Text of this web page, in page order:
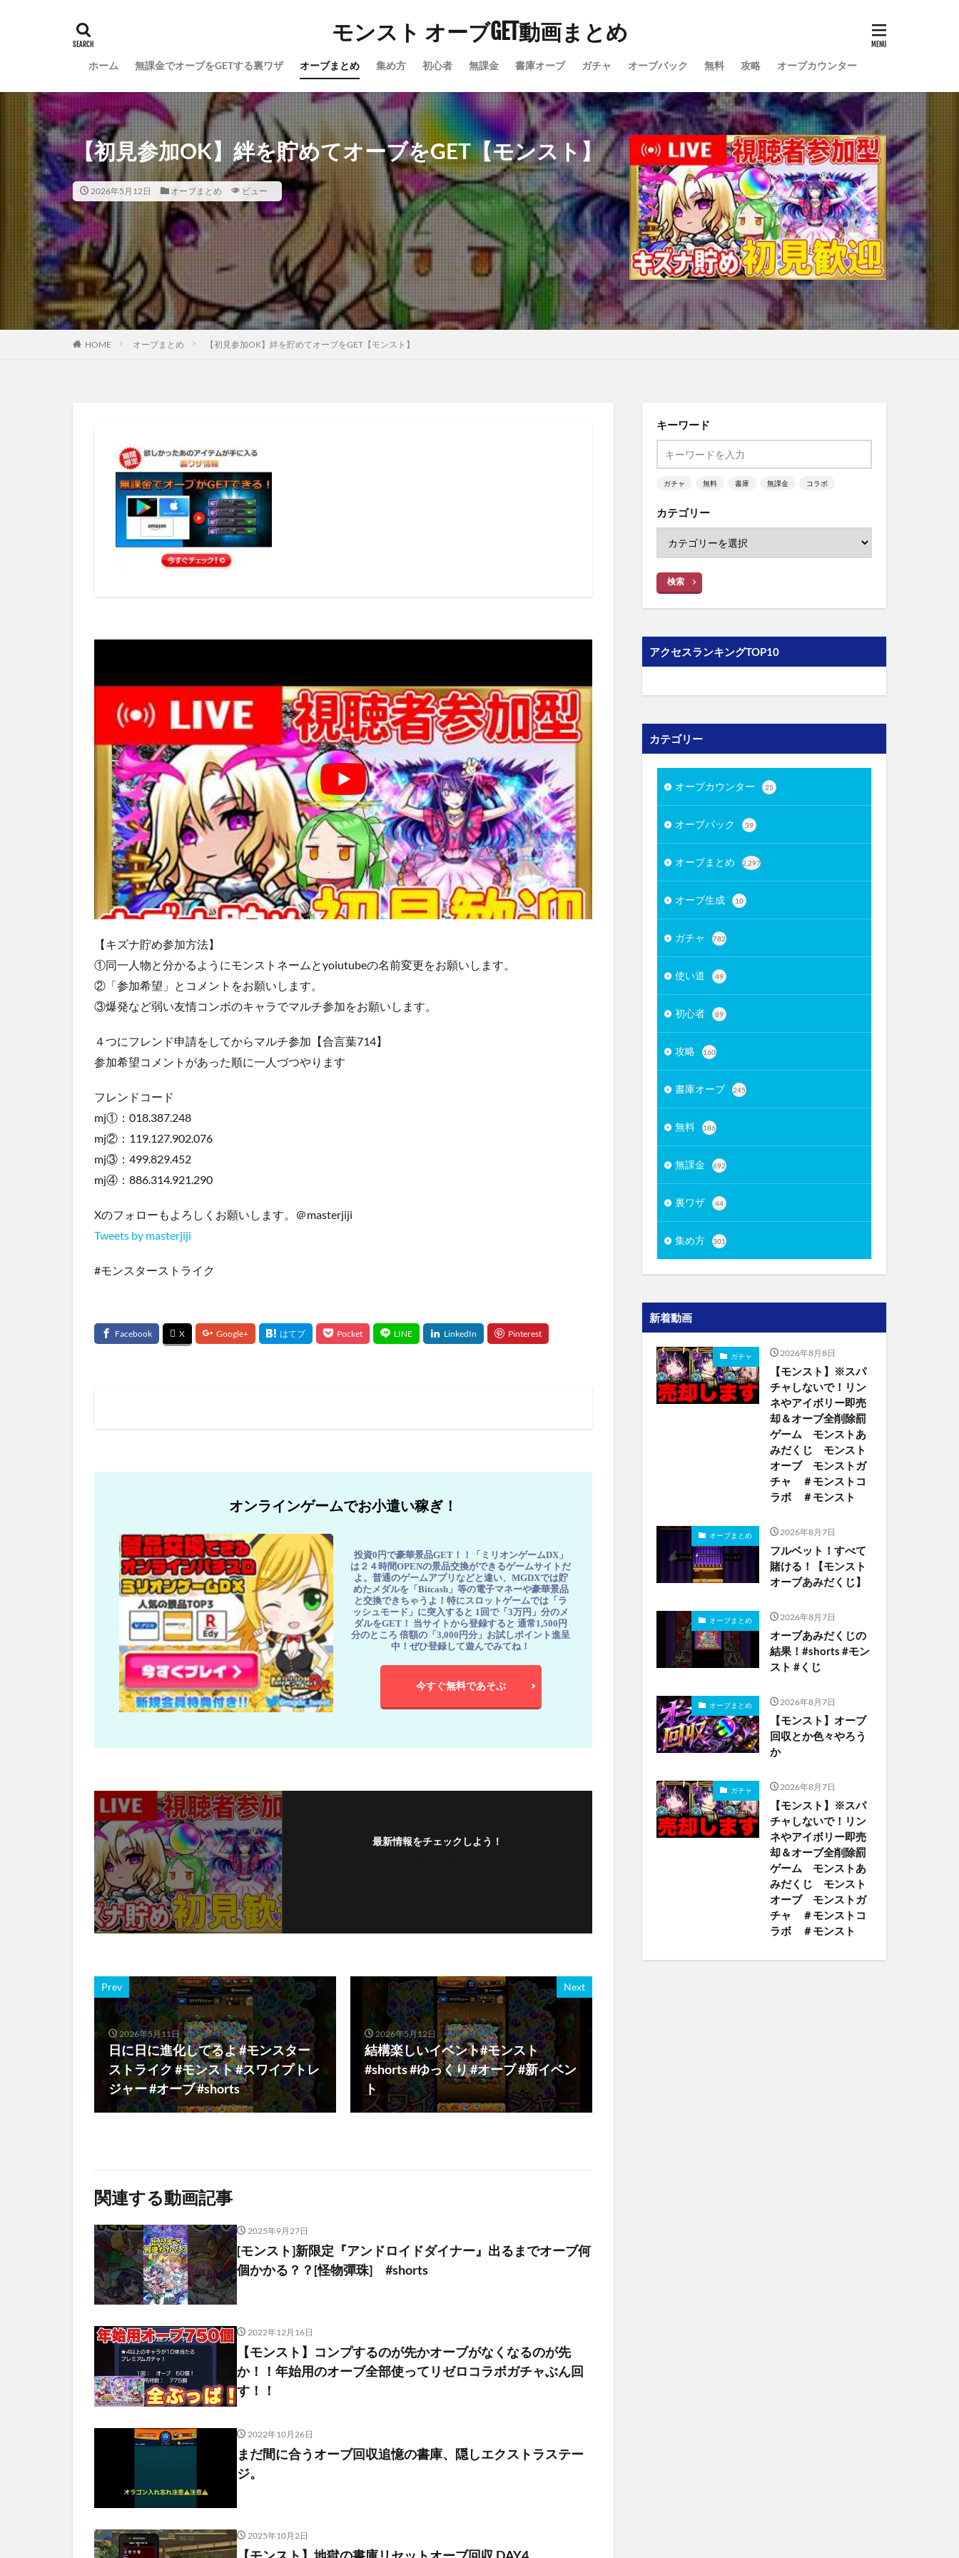
モンスト オーブGET動画まとめ
ホーム 無課金でオーブをGETする裏ワザ オーブまとめ 集め方 初心者 無課金 書庫オーブ ガチャ オーブバック 無料 攻略 オーブカウンター
【初見参加OK】絆を貯めてオーブをGET【モンスト】
2026年5月12日 オーブまとめ ビュー
HOME オーブまとめ 【初見参加OK】絆を貯めてオーブをGET【モンスト】
【キズナ貯め参加方法】
①同一人物と分かるようにモンストネームとyoiutubeの名前変更をお願いします。
②「参加希望」とコメントをお願いします。
③爆発など弱い友情コンボのキャラでマルチ参加をお願いします。
４つにフレンド申請をしてからマルチ参加【合言葉714】
参加希望コメントがあった順に一人づつやります
フレンドコード
mj①：018.387.248
mj②：119.127.902.076
mj③：499.829.452
mj④：886.314.921.290
Xのフォローもよろしくお願いします。＠masterjiji
Tweets by masterjiji
#モンスターストライク
オンラインゲームでお小遣い稼ぎ！
投資0円で豪華景品GET！！「ミリオンゲームDX」
は２４時間OPENの景品交換ができるゲームサイトだ
よ。普通のゲームアプリなどと違い、MGDXでは貯
めたメダルを「Bitcash」等の電子マネーや豪華景品
と交換できちゃうよ！特にスロットゲームでは「ラ
ッシュモード」に突入すると 1回で「3万円」分のメ
ダルをGET！ 当サイトから登録すると 通常1,500円
分のところ 倍額の「3,000円分」お試しポイント進呈
中！ぜひ登録して遊んでみてね！
今すぐ無料であそぶ
最新情報をチェックしよう！
Prev
2026年5月11日
日に日に進化してるよ #モンスター
ストライク #モンスト #スワイプトレ
ジャー #オーブ #shorts
Next
2026年5月12日
結構楽しいイベント#モンスト
#shorts #ゆっくり #オーブ #新イベン
ト
関連する動画記事
2025年9月27日
[モンスト]新限定『アンドロイドダイナー』出るまでオーブ何
個かかる？？[怪物彈珠] #shorts
2022年12月16日
【モンスト】コンプするのが先かオーブがなくなるのが先
か！！年始用のオーブ全部使ってリゼロコラボガチャぶん回
す！！
2022年10月26日
まだ間に合うオーブ回収追憶の書庫、隠しエクストラステー
ジ。
2025年10月2日
キーワード
ガチャ 無料 書庫 無課金 コラボ
カテゴリー
検索
アクセスランキングTOP10
カテゴリー
オーブカウンター 25
オーブバック 39
オーブまとめ 2,297
オーブ生成 10
ガチャ 782
使い道 49
初心者 89
攻略 160
書庫オーブ 245
無料 186
無課金 692
裏ワザ 44
集め方 301
新着動画
ガチャ 2026年8月8日
【モンスト】※スパ
チャしないで！リン
ネやアイボリー即売
却＆オーブ全削除罰
ゲーム モンストあ
みだくじ モンスト
オーブ モンストガ
チャ ＃モンストコ
ラボ ＃モンスト
オーブまとめ 2026年8月7日
フルベット！すべて
賭ける！【モンスト
オーブあみだくじ】
オーブまとめ 2026年8月7日
オーブあみだくじの
結果！#shorts #モン
スト #くじ
オーブまとめ 2026年8月7日
【モンスト】オーブ
回収とか色々やろう
か
ガチャ 2026年8月7日
【モンスト】※スパ
チャしないで！リン
ネやアイボリー即売
却＆オーブ全削除罰
ゲーム モンストあ
みだくじ モンスト
オーブ モンストガ
チャ ＃モンストコ
ラボ ＃モンスト